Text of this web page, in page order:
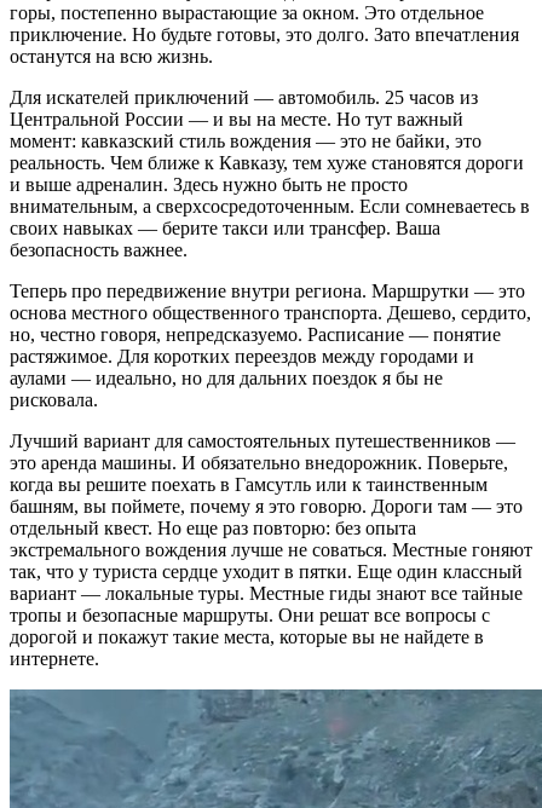
горы, постепенно вырастающие за окном. Это отдельное
приключение. Но будьте готовы, это долго. Зато впечатления
останутся на всю жизнь.
Для искателей приключений — автомобиль. 25 часов из
Центральной России — и вы на месте. Но тут важный
момент: кавказский стиль вождения — это не байки, это
реальность. Чем ближе к Кавказу, тем хуже становятся дороги
и выше адреналин. Здесь нужно быть не просто
внимательным, а сверхсосредоточенным. Если сомневаетесь в
своих навыках — берите такси или трансфер. Ваша
безопасность важнее.
Теперь про передвижение внутри региона. Маршрутки — это
основа местного общественного транспорта. Дешево, сердито,
но, честно говоря, непредсказуемо. Расписание — понятие
растяжимое. Для коротких переездов между городами и
аулами — идеально, но для дальних поездок я бы не
рисковала.
Лучший вариант для самостоятельных путешественников —
это аренда машины. И обязательно внедорожник. Поверьте,
когда вы решите поехать в Гамсутль или к таинственным
башням, вы поймете, почему я это говорю. Дороги там — это
отдельный квест. Но еще раз повторю: без опыта
экстремального вождения лучше не соваться. Местные гоняют
так, что у туриста сердце уходит в пятки. Еще один классный
вариант — локальные туры. Местные гиды знают все тайные
тропы и безопасные маршруты. Они решат все вопросы с
дорогой и покажут такие места, которые вы не найдете в
интернете.